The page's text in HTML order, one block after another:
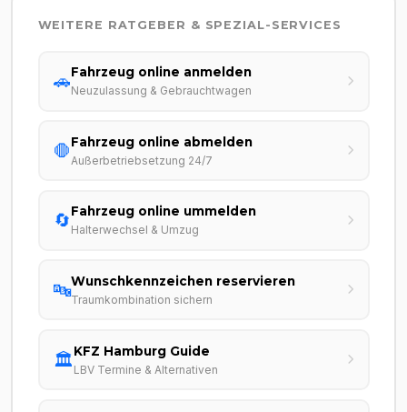
WEITERE RATGEBER & SPEZIAL-SERVICES
🚗Fahrzeug online anmelden
Neuzulassung & Gebrauchtwagen
🛑Fahrzeug online abmelden
Außerbetriebsetzung 24/7
🔄Fahrzeug online ummelden
Halterwechsel & Umzug
🔤Wunschkennzeichen reservieren
Traumkombination sichern
🏛️KFZ Hamburg Guide
LBV Termine & Alternativen